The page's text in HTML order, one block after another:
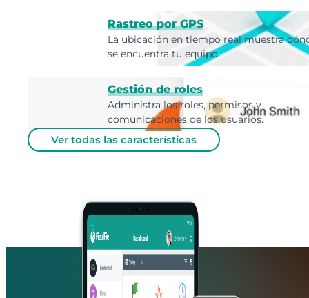
Rastreo por GPS
La ubicación en tiempo real muestra
se encuentra tu equipo.
Gestión de roles
Administra los roles, permisos y
comunicaciones de los usuarios.
Ver todas las características